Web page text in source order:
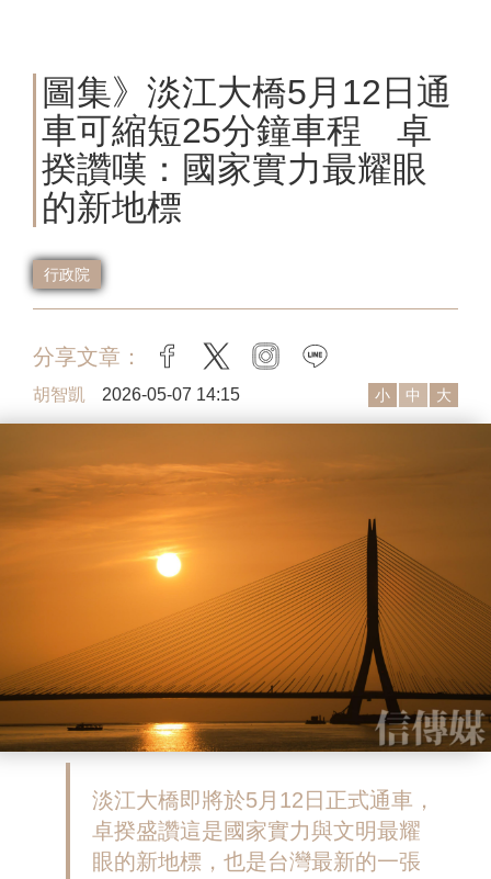
圖集》淡江大橋5月12日通
車可縮短25分鐘車程 卓
揆讚嘆：國家實力最耀眼
的新地標
行政院
分享文章： facebook
twitter instagram
胡智凱 2026-05-07 14:15 小 中 大
淡江大橋即將於5月12日正式通車，
卓揆盛讚這是國家實力與文明最耀
眼的新地標，也是台灣最新的一張